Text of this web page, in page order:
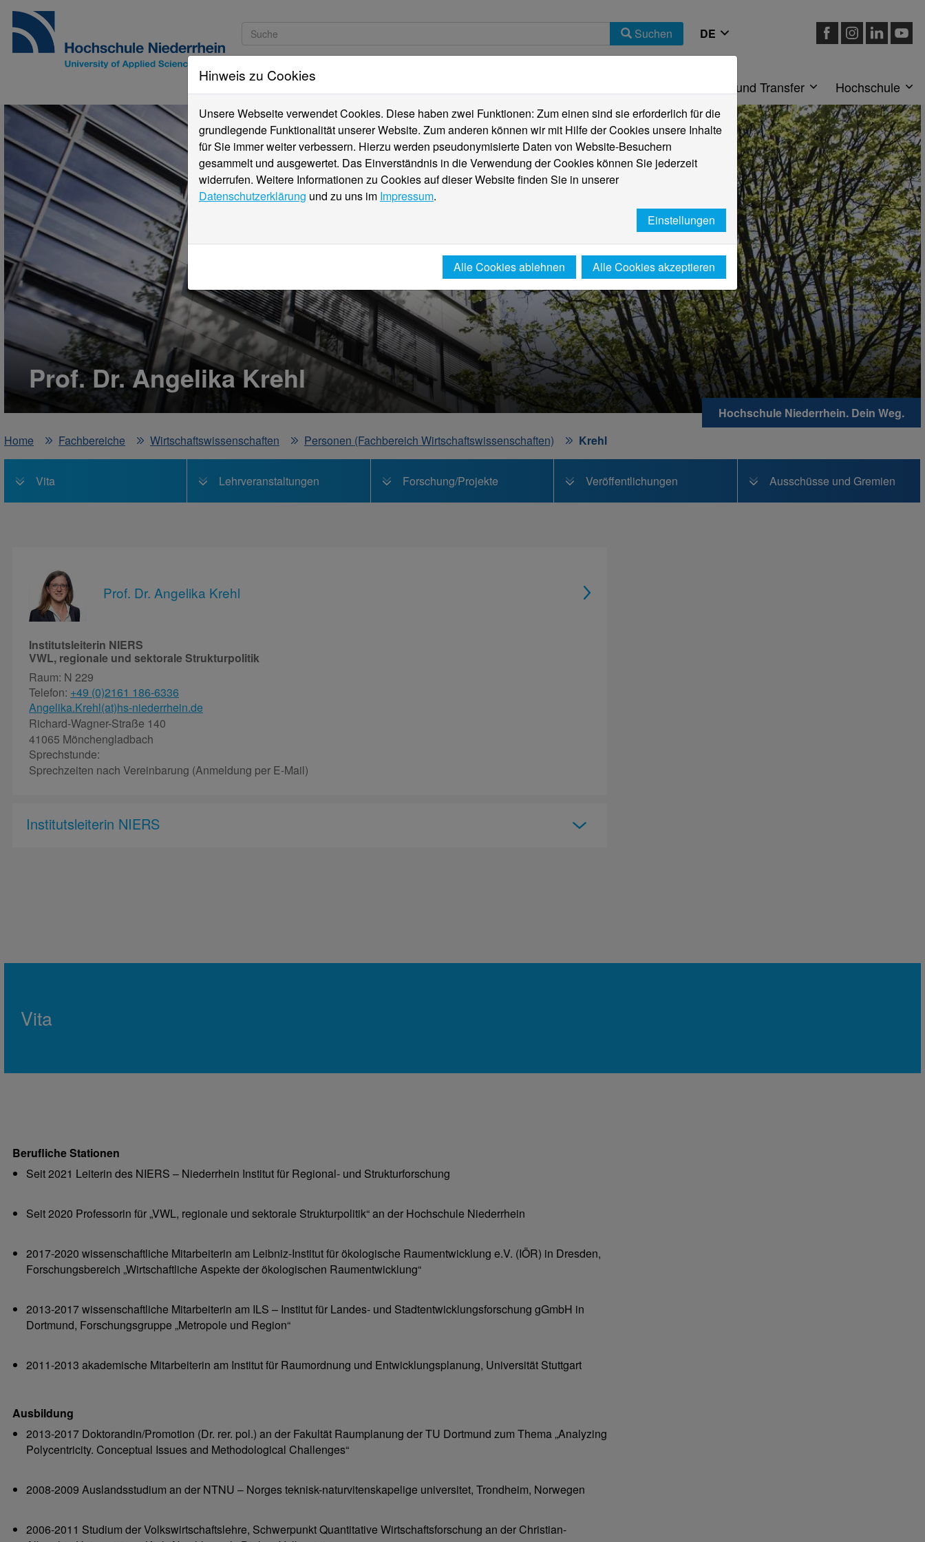
Suchen
Studieninteressierte Forschung und Transfer Hochschule
Prof. Dr. Angelika Krehl
Hochschule Niederrhein. Dein Weg.
Home
Fachbereiche Wirtschaftswissenschaften Personen (Fachbereich Wirtschaftswissenschaften) Krehl
Vita Lehrveranstaltungen Forschung/Projekte Veröffentlichungen Ausschüsse und Gremien
Prof. Dr. Angelika Krehl
Institutsleiterin NIERS
VWL, regionale und sektorale Strukturpolitik
Raum: N 229
Telefon: +49 (0)2161 186-6336
Angelika.Krehl(at)hs-niederrhein.de
Richard-Wagner-Straße 140
41065 Mönchengladbach
Sprechstunde:
Sprechzeiten nach Vereinbarung (Anmeldung per E-Mail)
Institutsleiterin NIERS
Vita
Berufliche Stationen
Seit 2021 Leiterin des NIERS – Niederrhein Institut für Regional- und Strukturforschung
Seit 2020 Professorin für „VWL, regionale und sektorale Strukturpolitik“ an der Hochschule Niederrhein
2017-2020 wissenschaftliche Mitarbeiterin am Leibniz-Institut für ökologische Raumentwicklung e.V. (IÖR) in Dresden,
Forschungsbereich „Wirtschaftliche Aspekte der ökologischen Raumentwicklung“
2013-2017 wissenschaftliche Mitarbeiterin am ILS – Institut für Landes- und Stadtentwicklungsforschung gGmbH in
Dortmund, Forschungsgruppe „Metropole und Region“
2011-2013 akademische Mitarbeiterin am Institut für Raumordnung und Entwicklungsplanung, Universität Stuttgart
Ausbildung
2013-2017 Doktorandin/Promotion (Dr. rer. pol.) an der Fakultät Raumplanung der TU Dortmund zum Thema „Analyzing
Polycentricity. Conceptual Issues and Methodological Challenges“
2008-2009 Auslandsstudium an der NTNU – Norges teknisk-naturvitenskapelige universitet, Trondheim, Norwegen
2006-2011 Studium der Volkswirtschaftslehre, Schwerpunkt Quantitative Wirtschaftsforschung an der Christian-
Hinweis zu Cookies
Unsere Webseite verwendet Cookies. Diese haben zwei Funktionen: Zum einen sind sie erforderlich für die
grundlegende Funktionalität unserer Website. Zum anderen können wir mit Hilfe der Cookies unsere Inhalte
für Sie immer weiter verbessern. Hierzu werden pseudonymisierte Daten von Website-Besuchern
gesammelt und ausgewertet. Das Einverständnis in die Verwendung der Cookies können Sie jederzeit
widerrufen. Weitere Informationen zu Cookies auf dieser Website finden Sie in unserer
Datenschutzerklärung und zu uns im Impressum.
Einstellungen
Alle Cookies ablehnen Alle Cookies akzeptieren